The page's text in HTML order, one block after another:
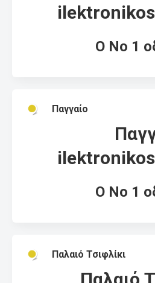
Ο Νο 1
Παγγαίο
Ο Νο 1
Παλαιό Τσιφλίκι